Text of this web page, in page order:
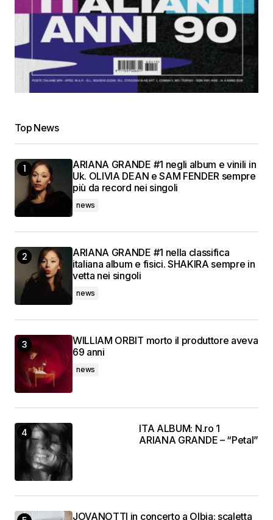
Top News
ARIANA GRANDE #1 negli album e vinili in
Uk. OLIVIA DEAN e SAM FENDER sempre
più da record nei singoli
news
ARIANA GRANDE #1 nella classifica
italiana album e fisici. SHAKIRA sempre in
vetta nei singoli
news
WILLIAM ORBIT morto il produttore aveva
69 anni
news
ITA ALBUM: N.ro 1
ARIANA GRANDE – “Petal”
JOVANOTTI in concerto a Olbia: scaletta